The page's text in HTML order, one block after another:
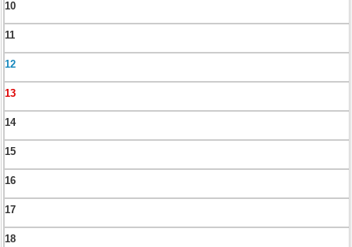
10
11
12
13
14
15
16
17
18